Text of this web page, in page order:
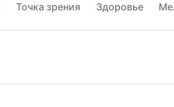
Точка зрения Здоровье